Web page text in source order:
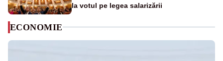
la votul pe legea salarizării
ECONOMIE